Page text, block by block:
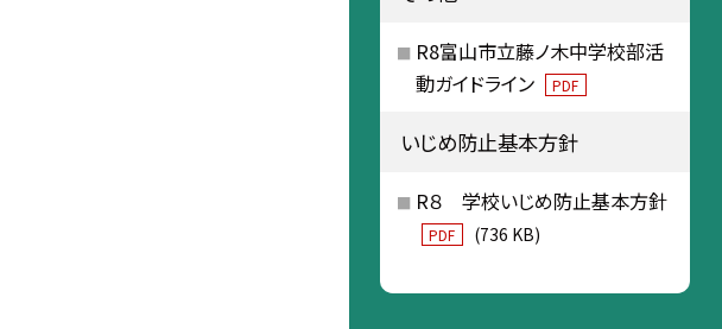
R8富山市立藤ノ木中学校部活
動ガイドライン
PDF
いじめ防止基本方針
R８ 学校いじめ防止基本方針
PDF (736 KB)